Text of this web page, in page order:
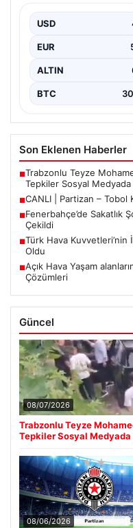
USD
EUR
ALTIN
BTC
Son Eklenen Haberler
■Trabzonlu Teyze
Tepkiler Sosyal
■CANLI | Partizan – Tobol
■Fenerbahçe’de Sakatlık
Çekildi
■Türk Hava Kuvvetleri’nin
Oldu
■Açık Hava Yaşam
Çözümleri
Güncel
08/07/2026
Trabzonlu Teyze
Tepkiler Sosyal Medyada
08/06/2026